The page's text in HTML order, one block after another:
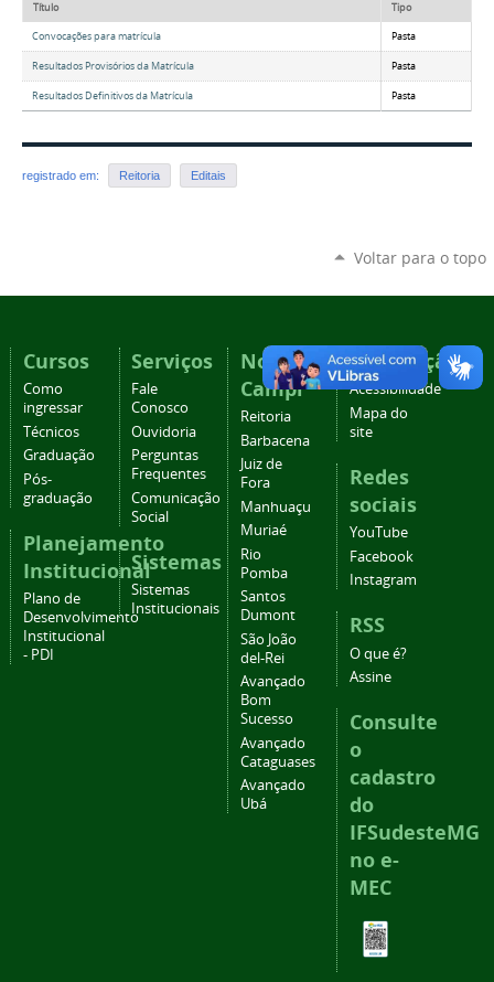
Título Tipo
Convocações para matrícula Pasta
Resultados Provisórios da Matrícula Pasta
Resultados Definitivos da Matrícula Pasta
registrado em: Reitoria Editais
Voltar para o topo
Cursos
Como
ingressar
Técnicos
Graduação
Pós-
graduação
Planejamento
Institucional
Plano de
Desenvolvimento
Institucional
- PDI
Serviços
Fale
Conosco
Ouvidoria
Perguntas
Frequentes
Comunicação
Social
Sistemas
Sistemas
Institucionais
Nossos
Campi
Reitoria
Barbacena
Juiz de
Fora
Manhuaçu
Muriaé
Rio
Pomba
Santos
Dumont
São João
del-Rei
Avançado
Bom
Sucesso
Avançado
Cataguases
Avançado
Ubá
Navegação
Acessibilidade
Mapa do
site
Redes
sociais
YouTube
Facebook
Instagram
RSS
O que é?
Assine
Consulte
o
cadastro
do
IFSudesteMG
no e-
MEC